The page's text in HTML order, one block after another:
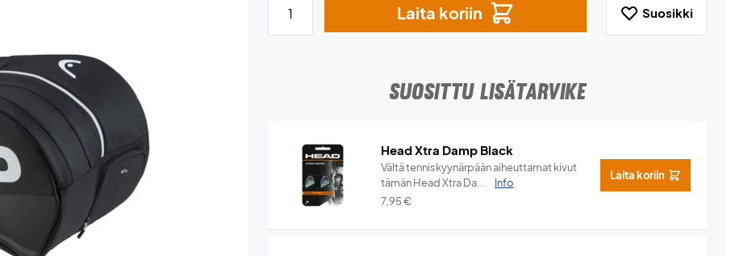
Laita koriin Suosikki
SUOSITTU LISÄTARVIKE
Head Xtra Damp Black
Vältä tenniskyynärpään aiheuttamat kivut
tämän Head Xtra Da...
Info
7,95€
Laita koriin